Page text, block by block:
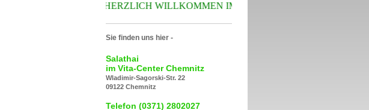
HERZLICH WILLKOMMEN IM SALATHAI VITA-CENTER
Sie finden uns hier -
Salathai
im Vita-Center Chemnitz
Wladimir-Sagorski-Str. 22
09122 Chemnitz
Telefon (0371) 2802027